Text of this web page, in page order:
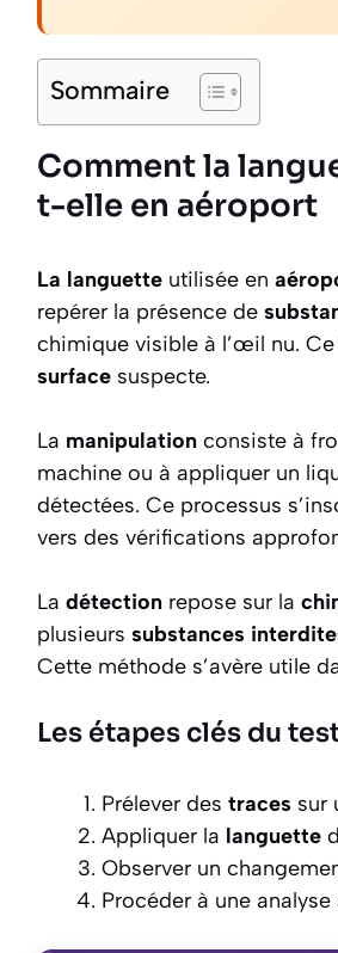
Sommaire
Comment la
t-elle en aéroport
La languette utilisée en
repérer la présence de
chimique visible à l’œil nu. Ce
surface suspecte.
La manipulation consiste à
machine ou à appliquer un
détectées. Ce processus
vers des vérifications
La détection repose sur la
plusieurs substances
Cette méthode s’avère utile
Les étapes clés du
Prélever des traces sur
Appliquer la languette
Observer un
Procéder à une